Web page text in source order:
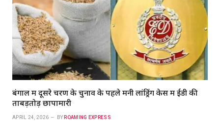
बंगाल में दूसरे चरण के चुनाव के पहले मनी लांड्रिंग केस में ईडी की
ताबड़तोड़ छापामारी
APRIL 24, 2026 BY ROAMING EXPRESS